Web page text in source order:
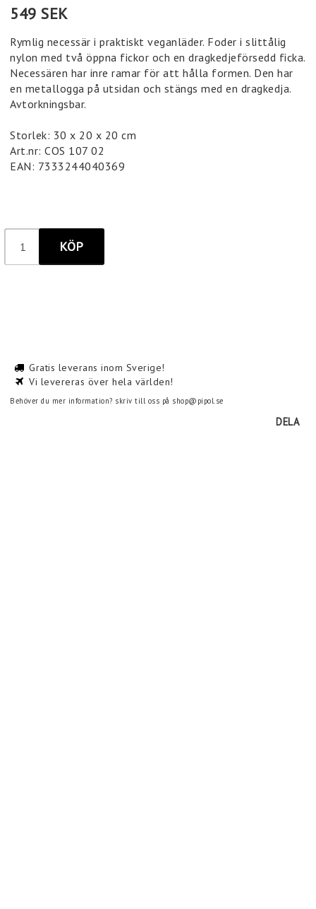
549 SEK
Rymlig necessär i praktiskt veganläder. Foder i slittålig
nylon med två öppna fickor och en dragkedjeförsedd ficka.
Necessären har inre ramar för att hålla formen. Den har
en metallogga på utsidan och stängs med en dragkedja.
Avtorkningsbar.
Storlek: 30 x 20 x 20 cm
Art.nr: COS 107 02
EAN: 7333244040369
KÖP
Gratis leverans inom Sverige!
Vi levereras över hela världen!
Behöver du mer information? skriv till oss på shop@pipol.se
DELA